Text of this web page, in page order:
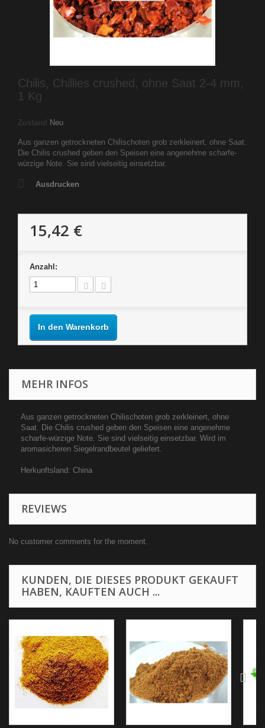
Chilis, Chillies crushed, ohne Saat 2-4 mm,
1 Kg
Zustand Neu
Aus ganzen getrockneten Chilischoten grob zerkleinert, ohne Saat.
Die Chilis crushed geben den Speisen eine angenehme scharfe-
würzige Note. Sie sind vielseitig einsetzbar.
Ausdrucken
15,42 €
Anzahl:
In den Warenkorb
MEHR INFOS
Aus ganzen getrockneten Chilischoten grob zerkleinert, ohne
Saat. Die Chilis crushed geben den Speisen eine angenehme
scharfe-würzige Note. Sie sind vielseitig einsetzbar. Wird im
aromasicheren Siegelrandbeutel geliefert.
Herkunftsland: China
REVIEWS
No customer comments for the moment.
KUNDEN, DIE DIESES PRODUKT GEKAUFT
HABEN, KAUFTEN AUCH ...